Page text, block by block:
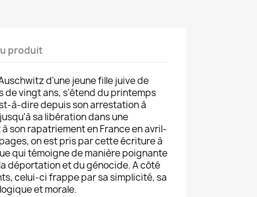
produit
d'une jeune fille juive de
de vingt ans, s'étend du printemps
à-dire depuis son arrestation à
sa libération dans une
son rapatriement en France en avril-
on est pris par cette écriture à
qui témoigne de manière poignante
déportation et du génocide. A côté
celui-ci frappe par sa simplicité, sa
et morale.